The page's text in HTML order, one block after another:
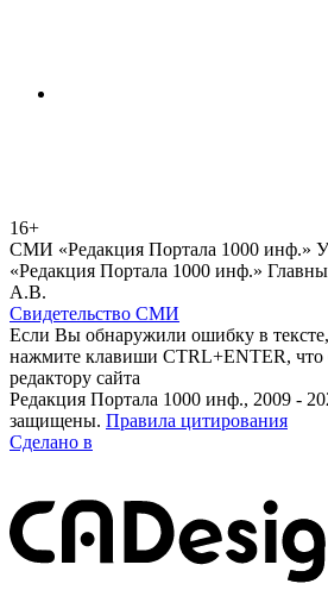
16+
СМИ «Редакция Портала 1000 инф.»
«Редакция Портала 1000 инф.»
А.В.
Свидетельство СМИ
Если Вы обнаружили ошибку в
нажмите клавиши CTRL+ENTER, что
редактору сайта
Редакция Портала 1000 инф., 2009 -
защищены. Правила цитирования
Сделано в